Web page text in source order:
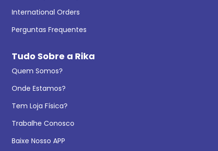
International Orders
Perguntas Frequentes
Tudo Sobre a Rika
Quem Somos?
Onde Estamos?
Tem Loja Física?
Trabalhe Conosco
Baixe Nosso APP